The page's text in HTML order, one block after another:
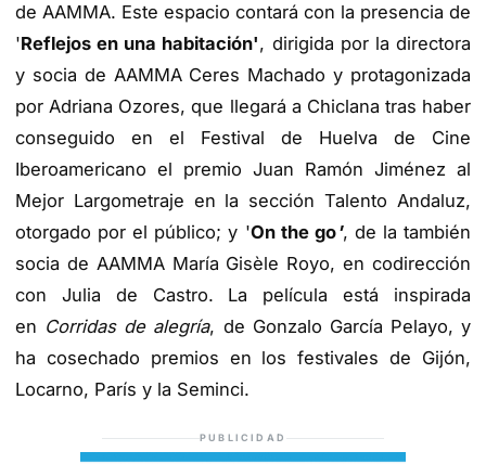
de AAMMA. Este espacio contará con la presencia de
'Reflejos en una habitación', dirigida por la directora
y socia de AAMMA Ceres Machado y protagonizada
por Adriana Ozores, que llegará a Chiclana tras haber
conseguido en el Festival de Huelva de Cine
Iberoamericano el premio Juan Ramón Jiménez al
Mejor Largometraje en la sección Talento Andaluz,
otorgado por el público; y 'On the go', de la también
socia de AAMMA María Gisèle Royo, en codirección
con Julia de Castro. La película está inspirada
en Corridas de alegría, de Gonzalo García Pelayo, y
ha cosechado premios en los festivales de Gijón,
Locarno, París y la Seminci.
PUBLICIDAD